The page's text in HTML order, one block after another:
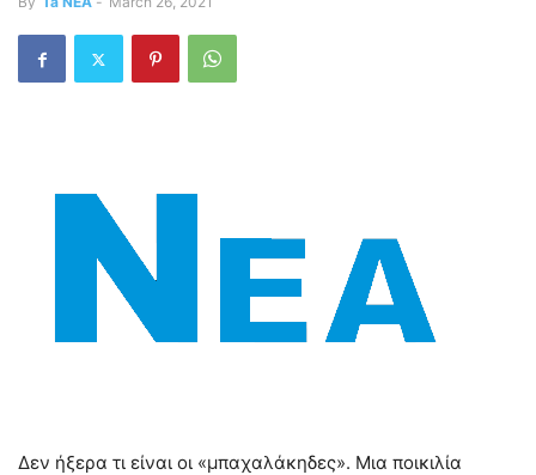
Δεν ήξερα τι είναι οι «μπαχαλάκηδες». Μια ποικιλία